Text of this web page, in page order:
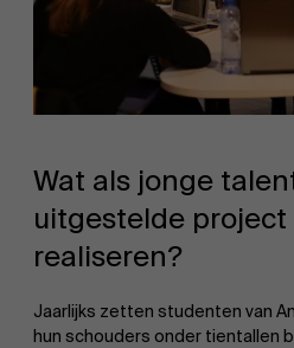
Programma's op maat
Wat als jonge
uitgestelde project
realiseren?
Jaarlijks zetten studenten van
hun schouders onder tientallen